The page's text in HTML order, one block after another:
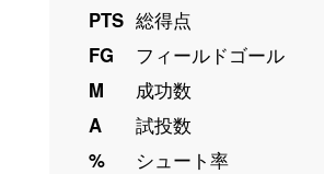
PTS 総得点
FG
フィールドゴール
M
成功数
A
試投数
%
シュート率